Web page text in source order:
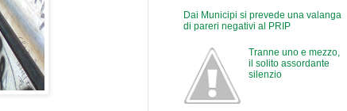
Dai Municipi si prevede una valanga
di pareri negativi al PRIP
Tranne uno e mezzo,
il solito assordante
silenzio